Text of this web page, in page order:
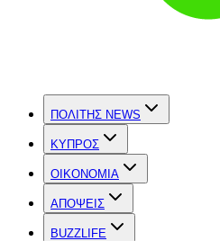
ΠΟΛΙΤΗΣ NEWS
ΚΥΠΡΟΣ
OIKONOMIA
ΑΠΟΨΕΙΣ
BUZZLIFE